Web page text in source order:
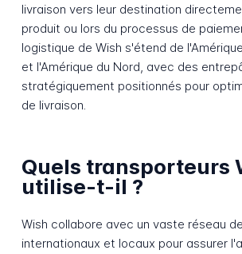
livraison vers leur destination
produit ou lors du processus de
logistique de Wish s'étend de
et l'Amérique du Nord, avec des
stratégiquement positionnés pour
de livraison.
Quels transporteurs
utilise-t-il ?
Wish collabore avec un vaste réseau
internationaux et locaux pour assurer